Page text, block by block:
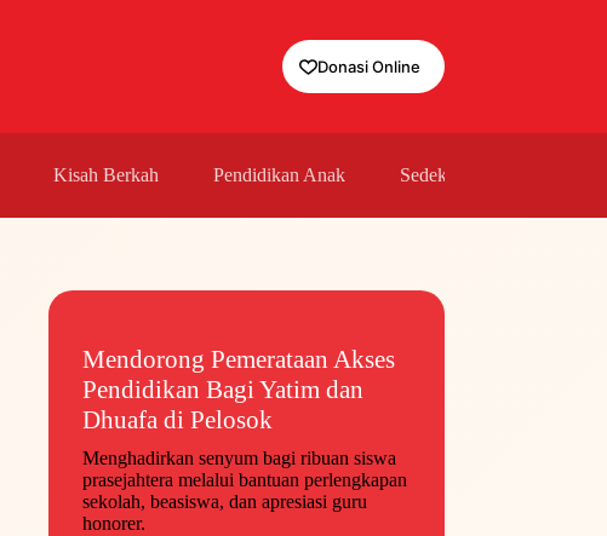
Donasi Online
Kisah Berkah Pendidikan Anak Sedekah
Mendorong Pemerataan Akses
Pendidikan Bagi Yatim dan
Dhuafa di Pelosok
Menghadirkan senyum bagi ribuan siswa
prasejahtera melalui bantuan perlengkapan
sekolah, beasiswa, dan apresiasi guru
honorer.